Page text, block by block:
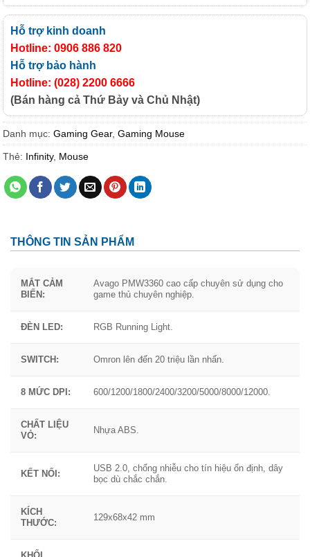
Hỗ trợ kinh doanh
Hotline: 0906 886 820
Hỗ trợ bảo hành
Hotline: (028) 2200 6666
(Bán hàng cả Thứ Bảy và Chủ Nhật)
Danh mục: Gaming Gear, Gaming Mouse
Thẻ: Infinity, Mouse
THÔNG TIN SẢN PHẨM
MẮT CẢM
BIẾN:
Avago PMW3360 cao cấp chuyên sử dụng cho
game thủ chuyên nghiệp.
ĐÈN LED: RGB Running Light.
SWITCH: Omron lên đến 20 triệu lần nhấn.
8 MỨC DPI: 600/1200/1800/2400/3200/5000/8000/12000.
CHẤT LIỆU
VỎ:
Nhựa ABS.
KẾT NỐI:
USB 2.0, chống nhiễu cho tín hiệu ổn định, dây
bọc dù chắc chắn.
KÍCH
THƯỚC:
129x68x42 mm